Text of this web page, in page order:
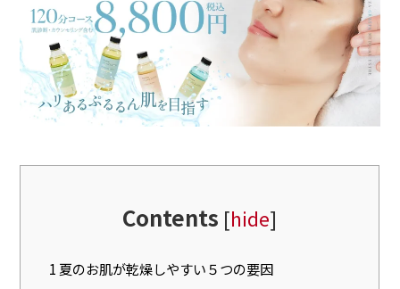
Contents [hide]
1 夏のお肌が乾燥しやすい５つの要因